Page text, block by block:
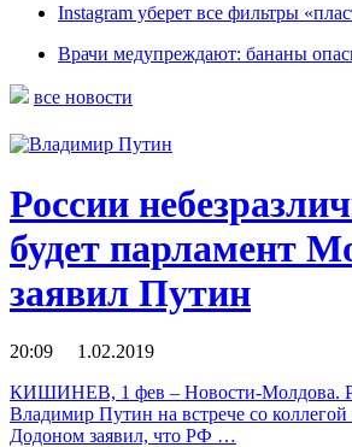
Instagram уберет все фильтры
Врачи медупреждают: бананы
все новости
России
будет парламент
заявил Путин
20:09 1.02.2019
КИШИНЕВ, 1 фев – Новости-Молдова.
Владимир Путин на встрече со
Додоном заявил, что РФ …